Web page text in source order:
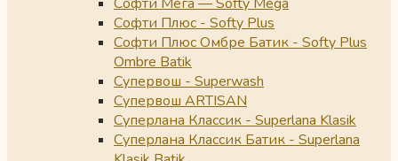
Софти Плюс - Softy Plus
Софти Плюс Омбре Батик - Softy Plus
Ombre Batik
Супервош - Superwash
Супервош ARTISAN
Суперлана Классик - Superlana Klasik
Суперлана Классик Батик - Superlana